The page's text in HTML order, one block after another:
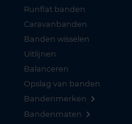
Runflat banden
Caravanbanden
Banden wisselen
Uitlijnen
Balanceren
Opslag van banden
Bandenmerken
Bandenmaten